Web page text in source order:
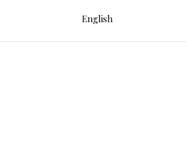
English